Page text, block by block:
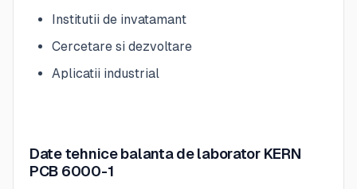
Institutii de invatamant
Cercetare si dezvoltare
Aplicatii industrial
Date tehnice balanta de laborator KERN
PCB 6000-1